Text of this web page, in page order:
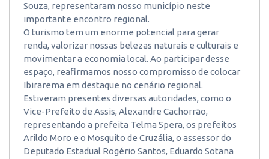
Souza, representaram nosso município neste
importante encontro regional.
O turismo tem um enorme potencial para gerar
renda, valorizar nossas belezas naturais e culturais e
movimentar a economia local. Ao participar desse
espaço, reafirmamos nosso compromisso de colocar
Ibirarema em destaque no cenário regional.
Estiveram presentes diversas autoridades, como o
Vice-Prefeito de Assis, Alexandre Cachorrão,
representando a prefeita Telma Spera, os prefeitos
Arildo Moro e o Mosquito de Cruzália, o assessor do
Deputado Estadual Rogério Santos, Eduardo Sotana